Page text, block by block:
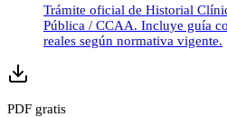
Trámite oficial de Historial
Pública / CCAA. Incluye guía
reales según normativa vigente.
PDF gratis